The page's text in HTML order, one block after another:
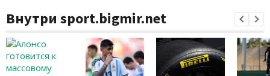
Внутри sport.bigmir.net